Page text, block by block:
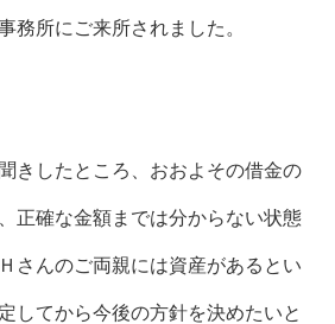
務所にご来所されました。
きしたところ、おおよその借金の
正確な金額までは分からない状態
さんのご両親には資産があるとい
してから今後の方針を決めたいと